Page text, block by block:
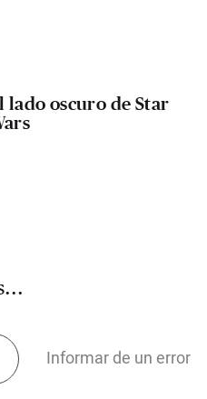
lado oscuro de Star
Informar de un error